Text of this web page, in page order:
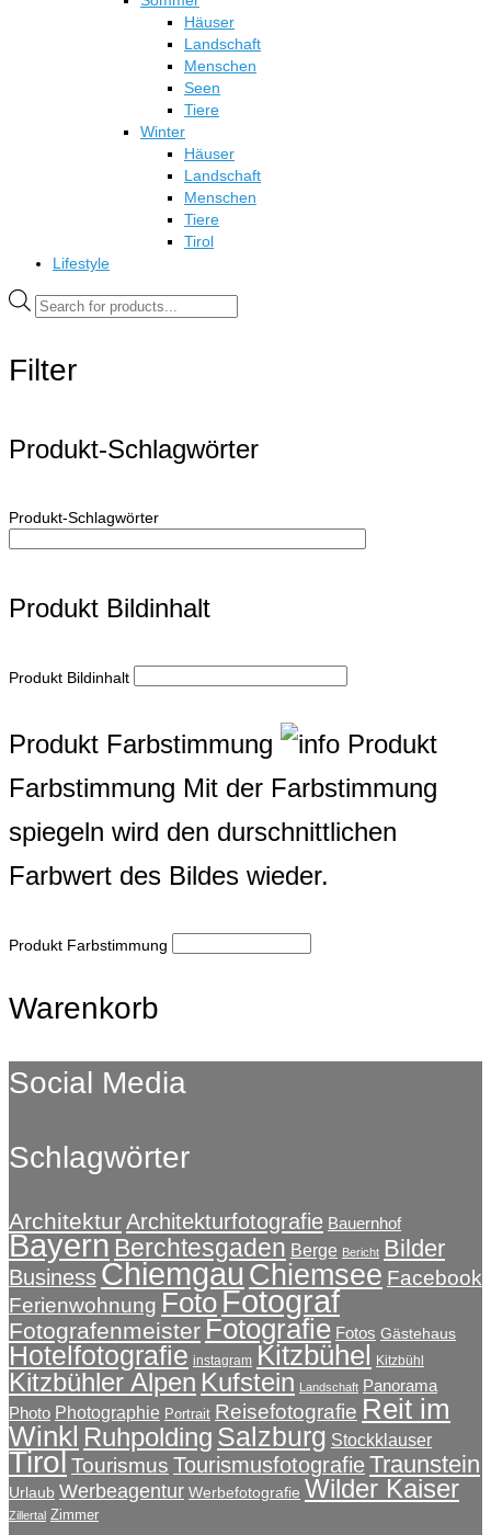
Häuser
Landschaft
Menschen
Seen
Tiere
Winter
Häuser
Landschaft
Menschen
Tiere
Tirol
Lifestyle
Products
search
Filter
Produkt-Schlagwörter
Produkt-Schlagwörter
Produkt Bildinhalt
Produkt Bildinhalt
Produkt Farbstimmung
Produkt
Farbstimmung Mit der Farbstimmung
spiegeln wird den durschnittlichen
Farbwert des Bildes wieder.
Produkt Farbstimmung
Warenkorb
Social Media
Schlagwörter
ArchitekturArchitekturfotografie Bauernhof
Bayern Berchtesgaden Berge Bericht Bilder
Business Chiemgau Chiemsee Facebook
Ferienwohnung Foto Fotograf
Fotografenmeister Fotografie Fotos Gästehaus
Hotelfotografie instagram Kitzbühel Kitzbühl
Kitzbühler Alpen Kufstein Landschaft Panorama
Photo Photographie Portrait Reisefotografie Reit im
Winkl Ruhpolding Salzburg Stockklauser
Tirol Tourismus TourismusfotografieTraunstein
Urlaub Werbeagentur Werbefotografie Wilder Kaiser
Zillertal Zimmer